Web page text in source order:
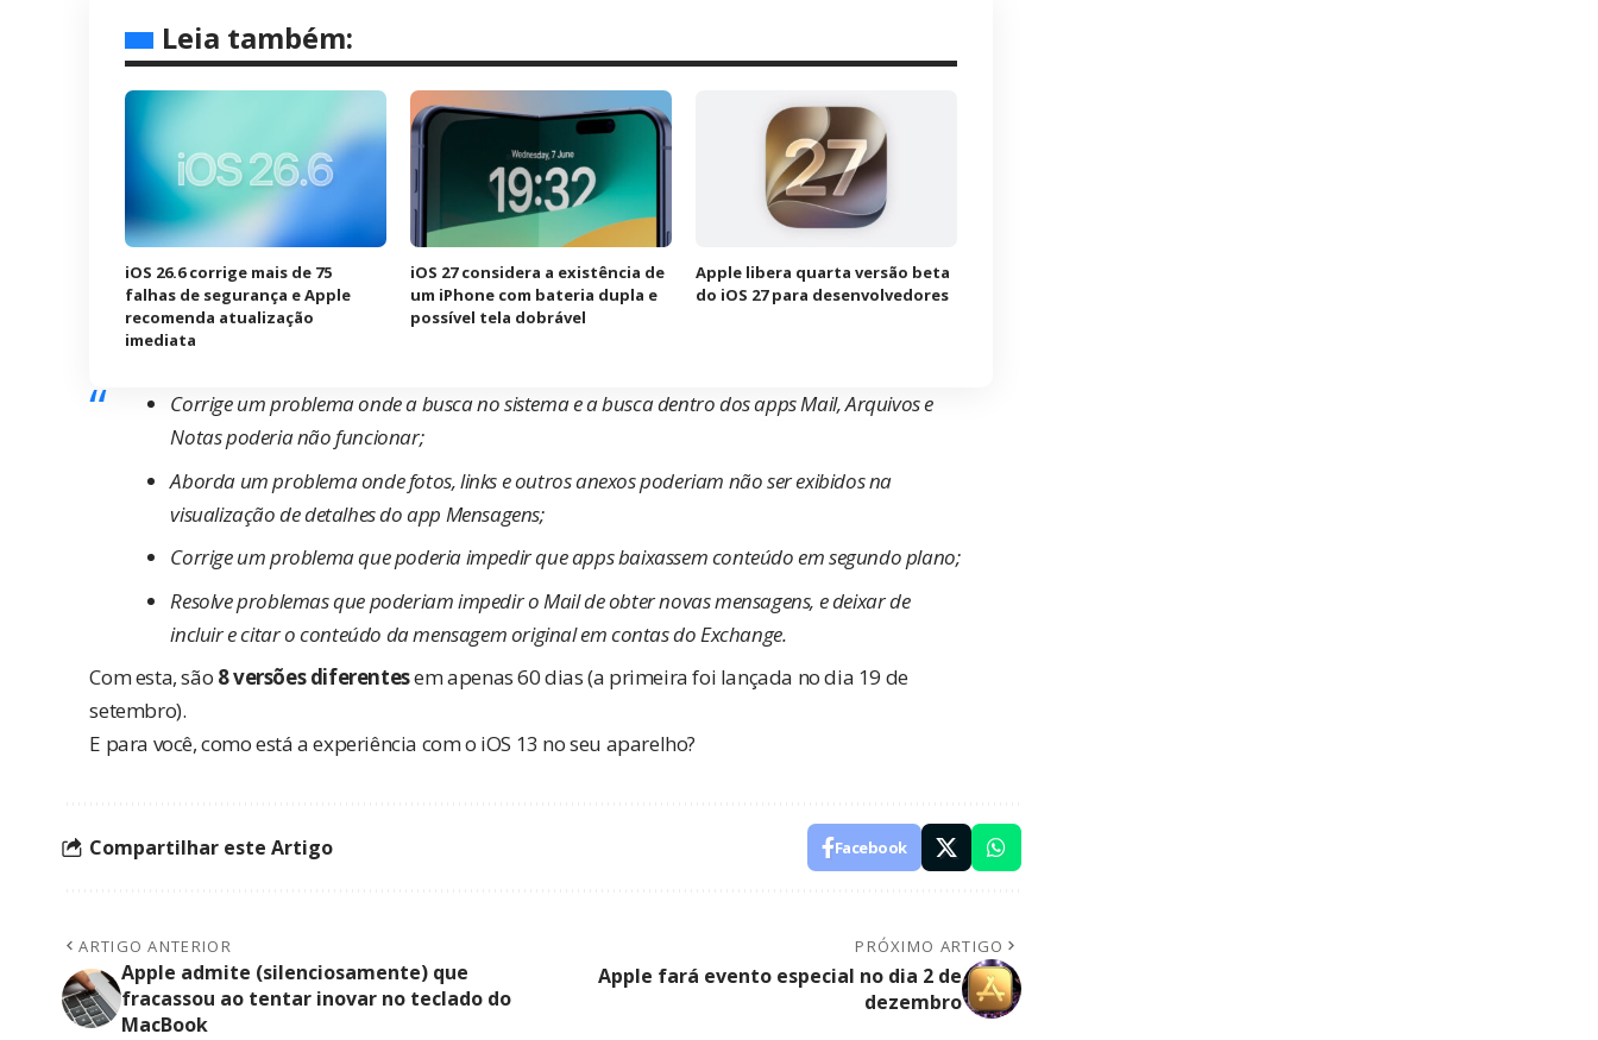
Leia também:
iOS 26.6 corrige mais de 75
falhas de segurança e Apple
recomenda atualização
imediata
iOS 27 considera a existência de
um iPhone com bateria dupla e
possível tela dobrável
Apple libera quarta versão beta
do iOS 27 para desenvolvedores
Corrige um problema onde a busca no sistema e a busca dentro dos apps Mail, Arquivos e
Notas poderia não funcionar;
Aborda um problema onde fotos, links e outros anexos poderiam não ser exibidos na
visualização de detalhes do app Mensagens;
Corrige um problema que poderia impedir que apps baixassem conteúdo em segundo plano;
Resolve problemas que poderiam impedir o Mail de obter novas mensagens, e deixar de
incluir e citar o conteúdo da mensagem original em contas do Exchange.
Com esta, são 8 versões diferentesem apenas 60 dias (a primeira foi lançada no dia 19 de
setembro).
E para você, como está a experiência com o iOS 13 no seu aparelho?
Compartilhar este Artigo Facebook
ARTIGO ANTERIOR
Apple admite (silenciosamente) que
fracassou ao tentar inovar no teclado do
MacBook
PRÓXIMO ARTIGO
Apple fará evento especial no dia 2 de
dezembro